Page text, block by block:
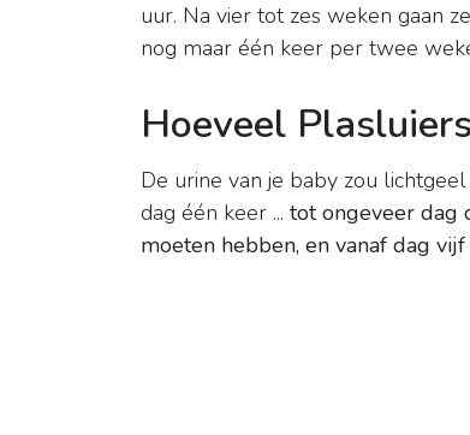
uur. Na vier tot zes weken gaan
nog maar één keer per twee
Hoeveel
De urine van je baby zou
dag één keer ... tot ongeveer dag
moeten hebben, en vanaf dag